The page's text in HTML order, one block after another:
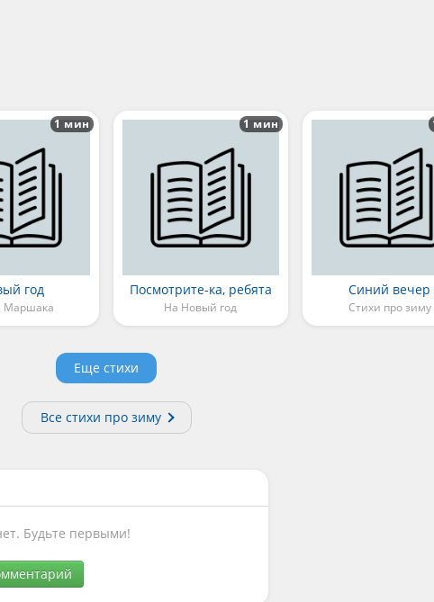
год
Маршака
1 мин
Посмотрите-ка, ребята
На Новый год
1 мин
Синий вечер
Стихи про зиму
Еще стихи
Все стихи про зиму
Будьте первыми!